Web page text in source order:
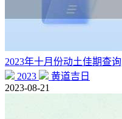
2023年十月份动土佳期查
2023
黄道吉日
2023-08-21